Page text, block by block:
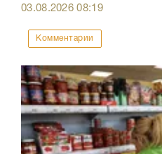
03.08.202608:19
Комментарии